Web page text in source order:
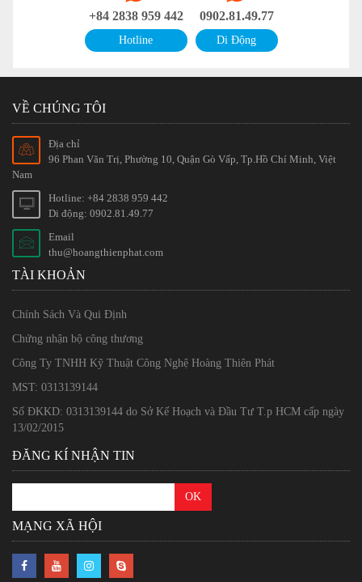
+84 2838 959 442
Hotline
0902.81.49.77
Di Động
VỀ CHÚNG TÔI
Địa chỉ
96 Phan Văn Trị, Phường 10, Quận Gò Vấp, Tp.Hồ Chí Minh, Việt
Nam
Hotline: +84 2838 959 442
Di động: 0902.81.49.77
Email
thu@hoangthienphat.com
TÀI KHOẢN
Chính Sách Và Qui Định
Chứng nhận bộ công thương
Công Ty TNHH Kỹ Thuật Công Nghệ Hoàng Thiên Phát
MST: 0313139144
Số ĐKKD: 0313139144 do Sở Kế Hoạch và Đầu Tư T.p HCM cấp ngày
13/02/2015
ĐĂNG KÍ NHẬN TIN
MẠNG XÃ HỘI